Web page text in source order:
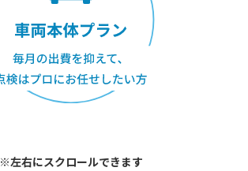
※左右にスクロールできます